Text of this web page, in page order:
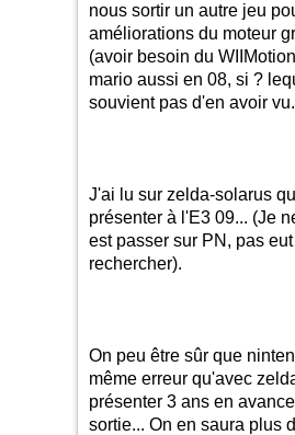
nous sortir un autre jeu
améliorations du moteur
(avoir besoin du
mario aussi en 08, si ?
souvient pas d'en avoir vu.
J'ai lu sur zelda-solarus
présenter à l'E3 09... (Je
est passer sur PN, pas
rechercher).
On peu être sûr que
même erreur qu'avec
présenter 3 ans en
sortie... On en saura plus